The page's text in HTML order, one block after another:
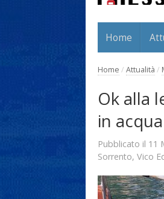
Home
Home / Attualità /
Ok alla
in acqua
Pubblicato il 11
Sorrento, Vico